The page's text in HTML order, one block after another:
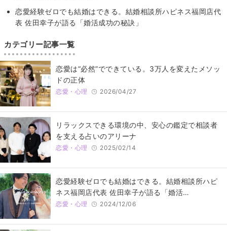
恋愛経験ゼロでも結婚はできる。結婚相談所ハピネス福岡店代
表 佐田幸子が語る「婚活成功の秘訣」
カテゴリー記事一覧
恋愛は“必然”でできている。3万人を変えたメソッ
ドの正体
恋愛・心理 2026/04/27
リラックスできる環境の中、安心の鑑定で相談者
を支える占いのアリーナ
恋愛・心理 2025/02/14
恋愛経験ゼロでも結婚はできる。結婚相談所ハピ
ネス福岡店代表 佐田幸子が語る「婚活…
恋愛・心理 2024/12/06